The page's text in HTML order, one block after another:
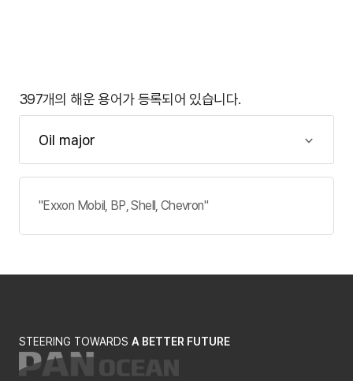
397개의 해운 용어가 등록되어 있습니다.
"Exxon Mobil, BP, Shell, Chevron"
STEERING TOWARDS A BETTER FUTURE